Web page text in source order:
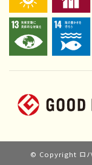
© Copyright ロ